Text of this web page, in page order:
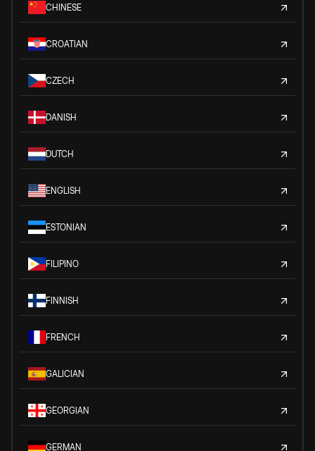
CHINESE
CROATIAN
CZECH
DANISH
DUTCH
ENGLISH
ESTONIAN
FILIPINO
FINNISH
FRENCH
GALICIAN
GEORGIAN
GERMAN